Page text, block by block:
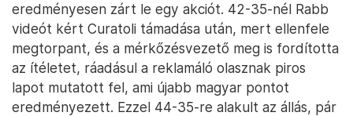
eredményesen zárt le egy akciót. 42-35-nél Rabb
videót kért Curatoli támadása után, mert ellenfele
megtorpant, és a mérkőzésvezető meg is fordította
az ítéletet, ráadásul a reklamáló olasznak piros
lapot mutatott fel, ami újabb magyar pontot
eredményezett. Ezzel 44-35-re alakult az állás, pár